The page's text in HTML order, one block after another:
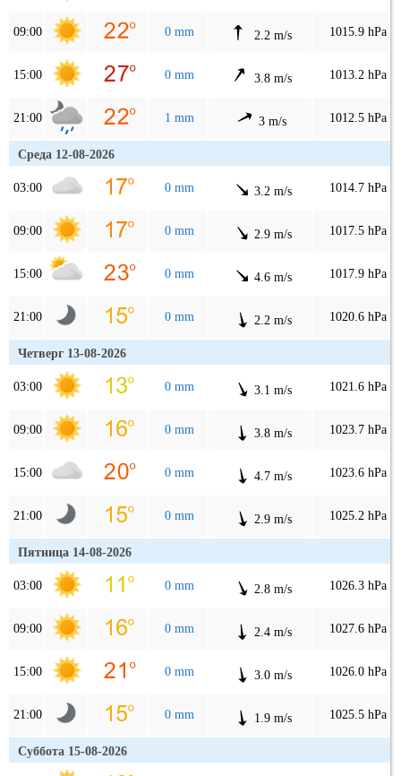
09:00 0 mm 2.2 m/s 1015.9 hPa
15:00 0 mm 3.8 m/s 1013.2 hPa
21:00 1 mm 3 m/s 1012.5 hPa
Среда 12-08-2026
03:00 0 mm 3.2 m/s 1014.7 hPa
09:00 0 mm 2.9 m/s 1017.5 hPa
15:00 0 mm 4.6 m/s 1017.9 hPa
21:00 0 mm 2.2 m/s 1020.6 hPa
Четверг 13-08-2026
03:00 0 mm 3.1 m/s 1021.6 hPa
09:00 0 mm 3.8 m/s 1023.7 hPa
15:00 0 mm 4.7 m/s 1023.6 hPa
21:00 0 mm 2.9 m/s 1025.2 hPa
Пятница 14-08-2026
03:00 0 mm 2.8 m/s 1026.3 hPa
09:00 0 mm 2.4 m/s 1027.6 hPa
15:00 0 mm 3.0 m/s 1026.0 hPa
21:00 0 mm 1.9 m/s 1025.5 hPa
Суббота 15-08-2026